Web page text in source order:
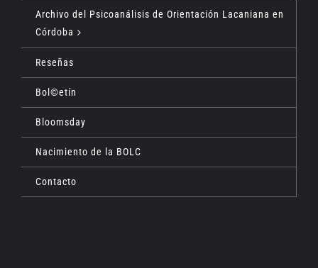
Archivo del Psicoanálisis de Orientación Lacaniana en
Córdoba
Reseñas
Bol©etín
Bloomsday
Nacimiento de la BOLC
Contacto